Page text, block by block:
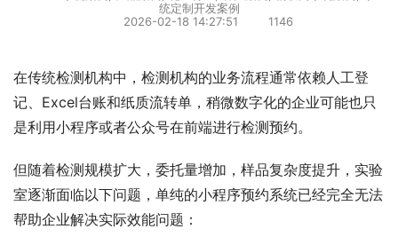
统定制开发案例
2026-02-18 14:27:51
1146
在传统检测机构中，检测机构的业务流程通常依赖人工登
记、Excel台账和纸质流转单，稍微数字化的企业可能也只
是利用小程序或者公众号在前端进行检测预约。
但随着检测规模扩大，委托量增加，样品复杂度提升，实验
室逐渐面临以下问题，单纯的小程序预约系统已经完全无法
帮助企业解决实际效能问题：